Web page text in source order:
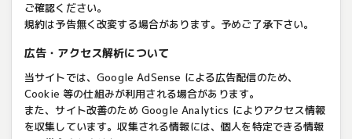
ご確認ください。
規約は予告無く改変する場合があります。予めご了承下さい。
広告・アクセス解析について
当サイトでは、Google AdSense による広告配信のため、
Cookie 等の仕組みが利用される場合があります。
また、サイト改善のため Google Analytics によりアクセス情報
を収集しています。収集される情報には、個人を特定できる情報